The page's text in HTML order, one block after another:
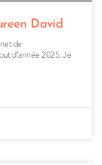
David
de
d’année 2025. Je